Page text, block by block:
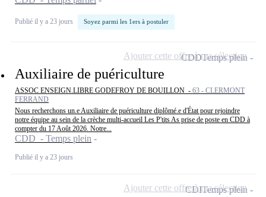
Publié il y a 23 jours Soyez parmi les 1ers à postuler
Auxiliaire de puériculture
ASSOC ENSEIGN.LIBRE GODEFROY DE BOUILLON - 63 - CLERMONT
FERRAND
Nous recherchons un.e Auxiliaire de puériculture diplômé.e d'État pour rejoindre
notre équipe au sein de la crèche multi-accueil Les P'tits As prise de poste en CDD à
compter du 17 Août 2026. Notre...
CDD - Temps plein
Publié il y a 23 jours
CDDTemps plein
Ajouter cette offre à ma sélection
CDITemps plein
Ajouter cette offre à ma sélection